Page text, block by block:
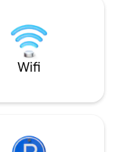
Boracay - voor een perfect verblijf
bieden wij
toiletartikelen en
gedeelde keuken Kamer 302 bevindt
Wifi